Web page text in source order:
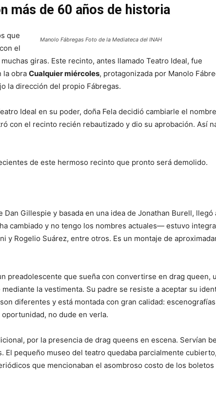
más de 60 años de historia
Manolo Fábregas Foto de la Mediateca del INAH
que
el
giras. Este recinto, antes llamado Teatro Ideal, fue
la obra Cualquier miércoles, protagonizada por Manolo
la dirección del propio Fábregas.
Ideal en su poder, doña Fela decidió cambiarle el
con el recinto recién rebautizado y dio su aprobación. Así
de este hermoso recinto que pronto será demolido.
Gillespie y basada en una idea de Jonathan Burell, llegó
cambiado y no tengo los nombres actuales— estuvo
y Rogelio Suárez, entre otros. Es un montaje de
preadolescente que sueña con convertirse en drag queen,
la vestimenta. Su padre se resiste a aceptar su
diferentes y está montada con gran calidad: escenografías
no dude en verla.
por la presencia de drag queens en escena. Servían
El pequeño museo del teatro quedaba parcialmente
que mencionaban el asombroso costo de los boletos